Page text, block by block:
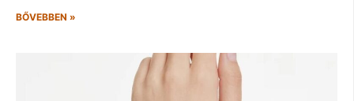
BŐVEBBEN »